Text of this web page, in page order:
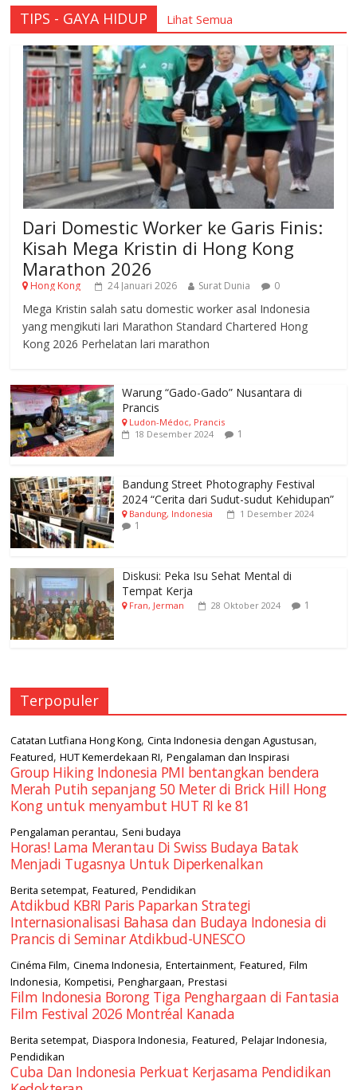
TIPS - GAYA HIDUP Lihat Semua
Dari Domestic Worker ke Garis Finis:
Kisah Mega Kristin di Hong Kong
Marathon 2026
Hong Kong 24 Januari 2026 Surat Dunia 0
Mega Kristin salah satu domestic worker asal Indonesia
yang mengikuti lari Marathon Standard Chartered Hong
Kong 2026 Perhelatan lari marathon
Warung “Gado-Gado” Nusantara di
Prancis
Ludon-Médoc, Prancis
18 Desember 2024
1
Bandung Street Photography Festival
2024 “Cerita dari Sudut-sudut Kehidupan”
Bandung, Indonesia 1 Desember 2024
1
Diskusi: Peka Isu Sehat Mental di
Tempat Kerja
Fran, Jerman 28 Oktober 2024 1
Terpopuler
Catatan Lutfiana Hong Kong,Cinta Indonesia dengan Agustusan,
Featured,HUT Kemerdekaan RI,Pengalaman dan Inspirasi
Group Hiking Indonesia PMI bentangkan bendera
Merah Putih sepanjang 50 Meter di Brick Hill Hong
Kong untuk menyambut HUT RI ke 81
Pengalaman perantau, Seni budaya
Horas! Lama Merantau Di Swiss Budaya Batak
Menjadi Tugasnya Untuk Diperkenalkan
Berita setempat,Featured,Pendidikan
Atdikbud KBRI Paris Paparkan Strategi
Internasionalisasi Bahasa dan Budaya Indonesia di
Prancis di Seminar Atdikbud-UNESCO
Cinéma Film,Cinema Indonesia,Entertainment,Featured,Film
Indonesia,Kompetisi,Penghargaan,Prestasi
Film Indonesia Borong Tiga Penghargaan di Fantasia
Film Festival 2026 Montréal Kanada
Berita setempat,Diaspora Indonesia,Featured,Pelajar Indonesia,
Pendidikan
Cuba Dan Indonesia Perkuat Kerjasama Pendidikan